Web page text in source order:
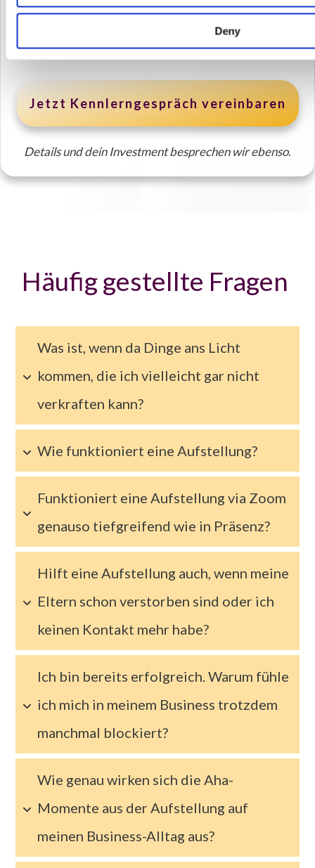
Deny
persönlichen Gespräch kennenlernen.
Wir klären, ob die Chemie stimmt und wie wir dein
Fundament stabilisieren.
Jetzt Kennlerngespräch vereinbaren
Details und dein Investment besprechen wir ebenso.
Häufig gestellte Fragen
Was ist, wenn da Dinge ans Licht
kommen, die ich vielleicht gar nicht
verkraften kann?
Wie funktioniert eine Aufstellung?
Funktioniert eine Aufstellung via Zoom
genauso tiefgreifend wie in Präsenz?
Hilft eine Aufstellung auch, wenn meine
Eltern schon verstorben sind oder ich
keinen Kontakt mehr habe?
Ich bin bereits erfolgreich. Warum fühle
ich mich in meinem Business trotzdem
manchmal blockiert?
Wie genau wirken sich die Aha-
Momente aus der Aufstellung auf
meinen Business-Alltag aus?